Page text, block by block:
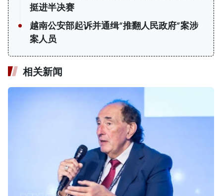
挺进半决赛
越南公安部起诉并通缉“推翻人民政府”案涉
案人员
相关新闻